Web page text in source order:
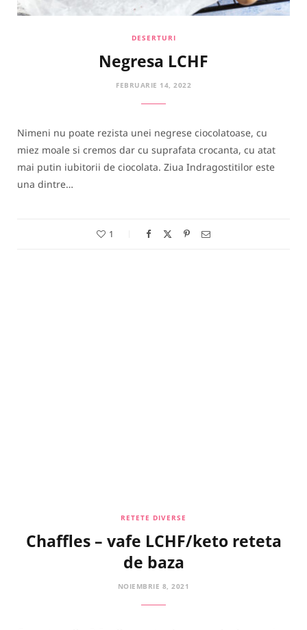
DESERTURI
Negresa LCHF
FEBRUARIE 14, 2022
Nimeni nu poate rezista unei negrese ciocolatoase, cu
miez moale si cremos dar cu suprafata crocanta, cu atat
mai putin iubitorii de ciocolata. Ziua Indragostitilor este
una dintre…
1
RETETE DIVERSE
Chaffles – vafe LCHF/keto reteta
de baza
NOIEMBRIE 8, 2021